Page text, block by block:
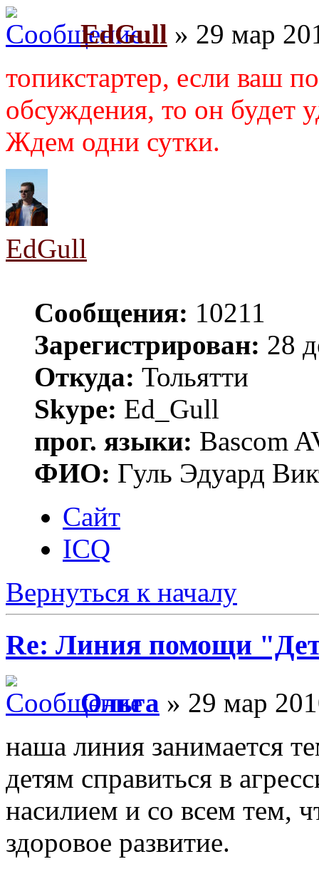
EdGull » 29 мар
топикстартер, если ваш
обсуждения, то он будет
Ждем одни сутки.
EdGull
Сообщения: 10211
Зарегистрирован: 28
Откуда: Тольятти
Skype: Ed_Gull
прог. языки: Bascom
ФИО: Гуль Эдуард
Сайт
ICQ
Вернуться к началу
Re: Линия помощи
Ольга » 29 мар
наша линия занимается
детям справиться в
насилием и со всем тем,
здоровое развитие.